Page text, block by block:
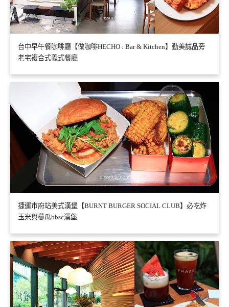
台中早午餐咖啡廳【做咖啡HECHO : Bar & Kitchen】勤美誠品旁
老宅複合式義式餐廳
捷運市府站美式漢堡【BURNT BURGER SOCIAL CLUB】必吃炸
玉米與櫛瓜bbsc漢堡